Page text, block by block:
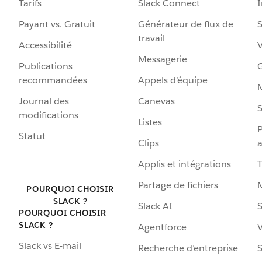
Tarifs
Payant vs. Gratuit
Accessibilité
Publications
recommandées
Journal des
modifications
Statut
POURQUOI CHOISIR
SLACK ?
POURQUOI CHOISIR
SLACK ?
Slack vs E-mail
Slack Connect
Générateur de flux de
travail
Messagerie
Appels d’équipe
Canevas
Listes
Clips
Applis et intégrations
Partage de fichiers
Slack AI
Agentforce
Recherche d’entreprise